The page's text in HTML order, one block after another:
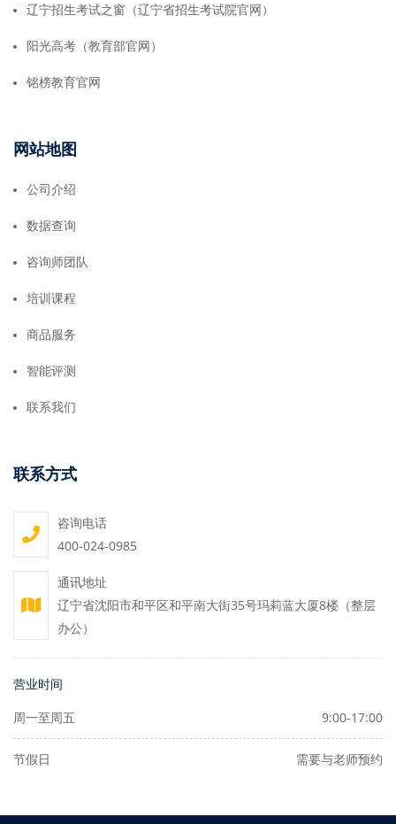
辽宁招生考试之窗（辽宁省招生考试院官网）
阳光高考（教育部官网）
铭榜教育官网
网站地图
公司介绍
数据查询
咨询师团队
培训课程
商品服务
智能评测
联系我们
联系方式
咨询电话
400-024-0985
通讯地址
辽宁省沈阳市和平区和平南大街35号玛莉蓝大厦8楼（整层
办公）
营业时间
周一至周五 9:00-17:00
节假日 需要与老师预约